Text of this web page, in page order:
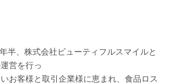
半、株式会社ビューティフルスマイルと
営を行っ
お客様と取引企業様に恵まれ、食品ロス